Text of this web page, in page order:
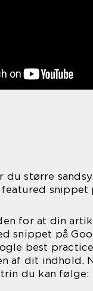
du større
snippet
for at din
snippet på
best
af dit indhold.
du kan følge: